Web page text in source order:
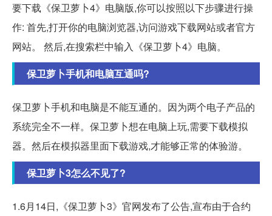
要下载《保卫萝卜4》电脑版,你可以按照以下步骤进行操
作: 首先,打开你的电脑浏览器,访问游戏下载网站或者官方
网站。 然后,在搜索栏中输入《保卫萝卜4》电脑。
保卫萝卜手机和电脑互通吗?
保卫萝卜手机和电脑是不能互通的。因为两个电子产品的
系统完全不一样。保卫萝卜想在电脑上玩,需要下载模拟
器。然后在模拟器里面下载游戏,才能够正常的体验游。
保卫萝卜3怎么不见了?
1.6月14日,《保卫萝卜3》官网发布了公告,宣布由于合约